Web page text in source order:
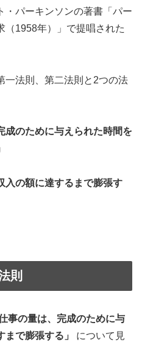
・パーキンソンの著書「パー
（1958年）」で提唱された
一法則、第二法則と2つの法
成のために与えられた時間を
入の額に達するまで膨張す
則
事の量は、完成のために与
で膨張する」
について見